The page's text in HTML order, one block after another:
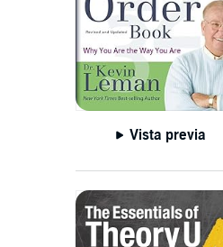
Vista previa